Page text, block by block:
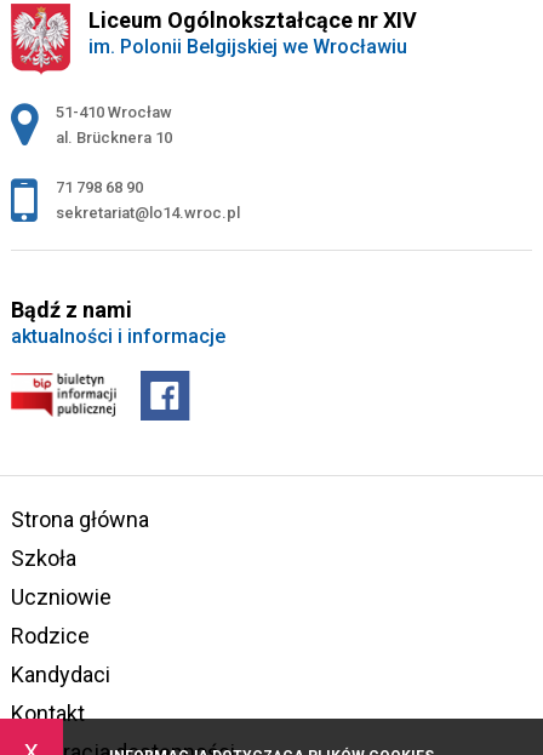
Liceum Ogólnokształcące nr XIV
im. Polonii Belgijskiej we Wrocławiu
Adres pocztowy:
51-410 Wrocław
al. Brücknera 10
71 798 68 90
sekretariat@lo14.wroc.pl
Bądź z nami
aktualności i informacje
Strona główna
Szkoła
Uczniowie
Rodzice
Kandydaci
Kontakt